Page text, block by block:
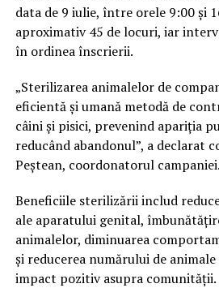
data de 9 iulie, între orele 9:00 și
aproximativ 45 de locuri, iar
în ordinea înscrierii.
„Sterilizarea animalelor de
eficientă și umană metodă de
câini și pisici, prevenind apariția
reducând abandonul”, a declarat
Peștean, coordonatorul campaniei.
Beneficiile sterilizării includ
ale aparatului genital,
animalelor, diminuarea
și reducerea numărului de
impact pozitiv asupra comunității.